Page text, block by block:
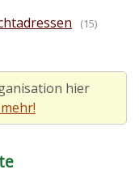
(15)
hier